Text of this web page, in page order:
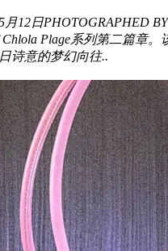
月12日PHOTOGRAPHED
Chlola Plage系列第二篇章。
诗意的梦幻向往..